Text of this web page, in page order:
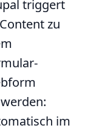
triggert
zu
im